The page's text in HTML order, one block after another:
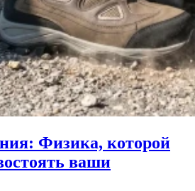
Физика, которой
ваши